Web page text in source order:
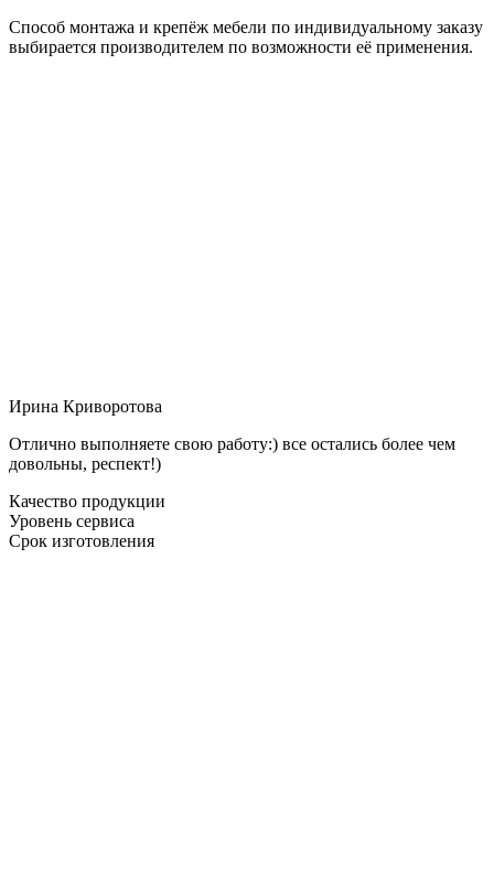
Способ монтажа и крепёж мебели по индивидуальному заказу
выбирается производителем по возможности её применения.
Ирина Криворотова
Отлично выполняете свою работу:) все остались более чем
довольны, респект!)
Качество продукции
Уровень сервиса
Срок изготовления